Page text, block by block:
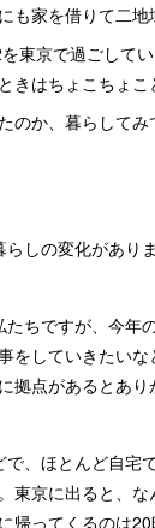
家を借りて二地
東京で過ごして
きはちょこちょこ
のか、暮らしてみ
しの変化がありま
ちですが、今
をしていきたい
拠点があるとあ
、ほとんど自
東京に出ると、
帰ってくるのは